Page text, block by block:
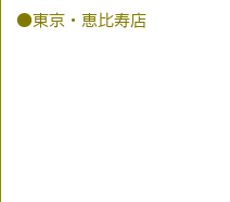
●東京・恵比寿店